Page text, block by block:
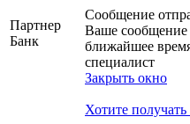
Партнер
Банк
Сообщение
Ваше сообщение
ближайшее
специалист
Закрыть окно
Хотите